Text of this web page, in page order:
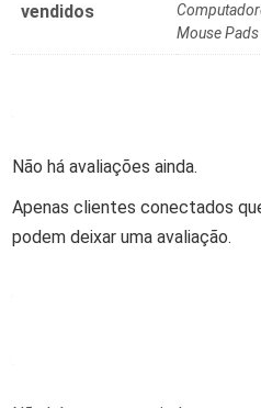
vendidos
Mouse Pads
Não há avaliações ainda.
Apenas clientes conectados
podem deixar uma avaliação.